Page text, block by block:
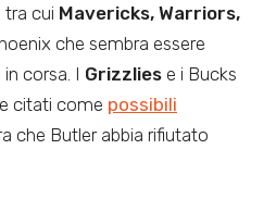
tra cui Mavericks, Warriors,
che sembra essere
corsa. I Grizzlies e i Bucks
citati come possibili
che Butler abbia rifiutato